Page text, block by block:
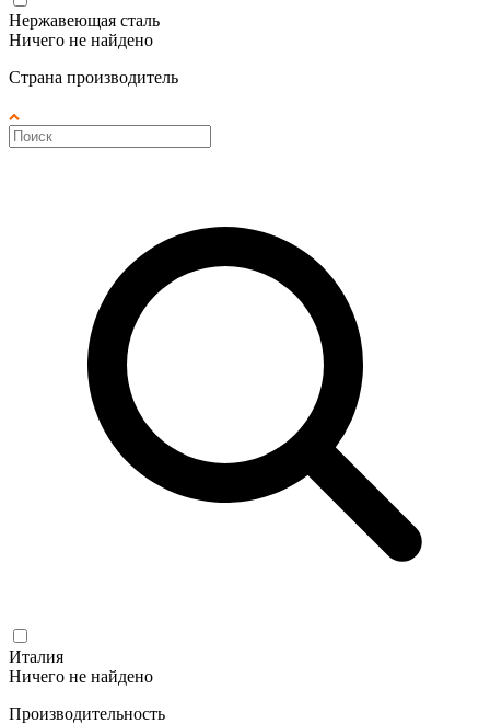
Нержавеющая сталь
Ничего не найдено
Страна производитель
Италия
Ничего не найдено
Производительность